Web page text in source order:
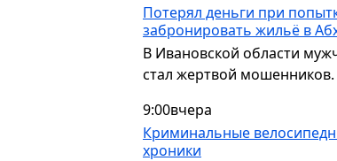
Потерял деньги при
забронировать жильё в
В Ивановской области
стал жертвой мошенников.
9:00вчера
Криминальные
хроники